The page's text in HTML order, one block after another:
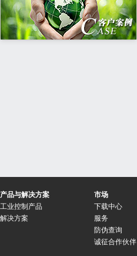
产品与解决方案
工业控制产品
解决方案
市场
下载中心
服务
防伪查询
诚征合作伙伴